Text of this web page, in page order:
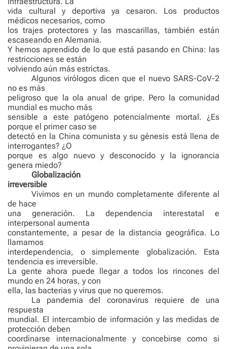
vida cultural y deportiva ya cesaron. Los productos
médicos necesarios, como
los trajes protectores y las mascarillas, también están
escaseando en Alemania.
Y hemos aprendido de lo que está pasando en China: las
restricciones se están
volviendo aún más estrictas.
Algunos virólogos dicen que el nuevo SARS-CoV-2
no es más
peligroso que la ola anual de gripe. Pero la comunidad
mundial es mucho más
sensible a este patógeno potencialmente mortal. ¿Es
porque el primer caso se
detectó en la China comunista y su génesis está llena de
interrogantes? ¿O
porque es algo nuevo y desconocido y la ignorancia
genera miedo?
Globalización
irreversible
Vivimos en un mundo completamente diferente al
de hace
una generación. La dependencia interestatal e
interpersonal aumenta
constantemente, a pesar de la distancia geográfica. Lo
llamamos
interdependencia, o simplemente globalización. Esta
tendencia es irreversible.
La gente ahora puede llegar a todos los rincones del
mundo en 24 horas, y con
ella, las bacterias y virus que no queremos.
La pandemia del coronavirus requiere de una
respuesta
mundial. El intercambio de información y las medidas de
protección deben
coordinarse internacionalmente y concebirse como si